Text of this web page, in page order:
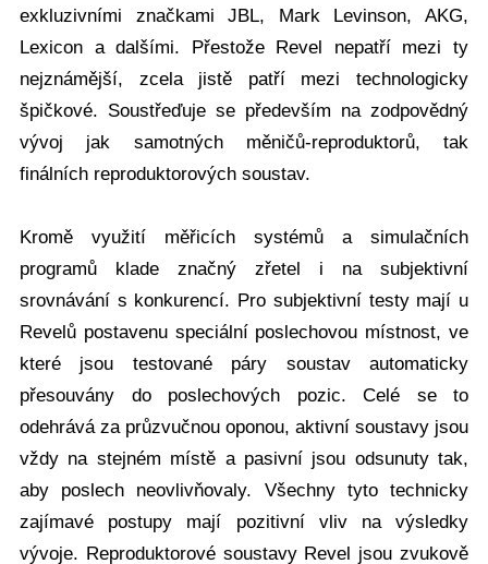
exkluzivními značkami JBL, Mark Levinson, AKG,
Lexicon a dalšími. Přestože Revel nepatří mezi ty
nejznámější, zcela jistě patří mezi technologicky
špičkové. Soustřeďuje se především na zodpovědný
vývoj jak samotných měničů-reproduktorů, tak
finálních reproduktorových soustav.
Kromě využití měřicích systémů a simulačních
programů klade značný zřetel i na subjektivní
srovnávání s konkurencí. Pro subjektivní testy mají u
Revelů postavenu speciální poslechovou místnost, ve
které jsou testované páry soustav automaticky
přesouvány do poslechových pozic. Celé se to
odehrává za průzvučnou oponou, aktivní soustavy jsou
vždy na stejném místě a pasivní jsou odsunuty tak,
aby poslech neovlivňovaly. Všechny tyto technicky
zajímavé postupy mají pozitivní vliv na výsledky
vývoje. Reproduktorové soustavy Revel jsou zvukově